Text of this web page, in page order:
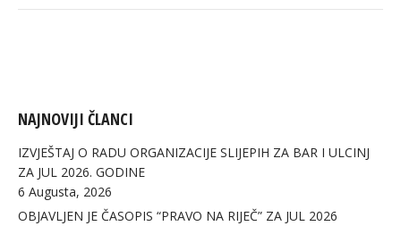
NAJNOVIJI ČLANCI
IZVJEŠTAJ O RADU ORGANIZACIJE SLIJEPIH ZA BAR I ULCINJ
ZA JUL 2026. GODINE
6 Augusta, 2026
OBJAVLJEN JE ČASOPIS “PRAVO NA RIJEČ” ZA JUL 2026